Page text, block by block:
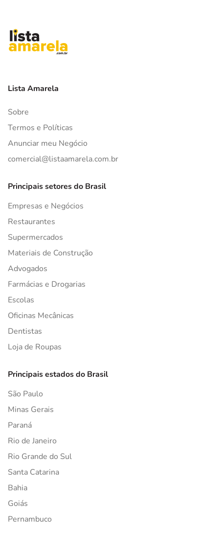
Lista Amarela
Sobre
Termos e Políticas
Anunciar meu Negócio
comercial@listaamarela.com.br
Principais setores do Brasil
Empresas e Negócios
Restaurantes
Supermercados
Materiais de Construção
Advogados
Farmácias e Drogarias
Escolas
Oficinas Mecânicas
Dentistas
Loja de Roupas
Principais estados do Brasil
São Paulo
Minas Gerais
Paraná
Rio de Janeiro
Rio Grande do Sul
Santa Catarina
Bahia
Goiás
Pernambuco